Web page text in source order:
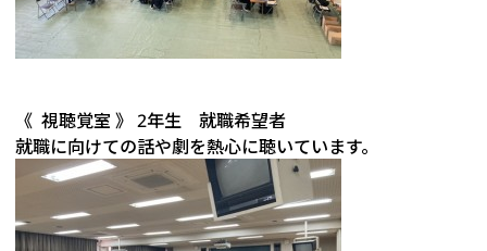
《 視聴覚室 》 2年生 就職希望者
就職に向けての話や劇を熱心に聴いています。